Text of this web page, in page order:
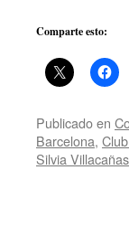
Comparte esto:
Publicado en
Barcelona,
Silvia Villacañas